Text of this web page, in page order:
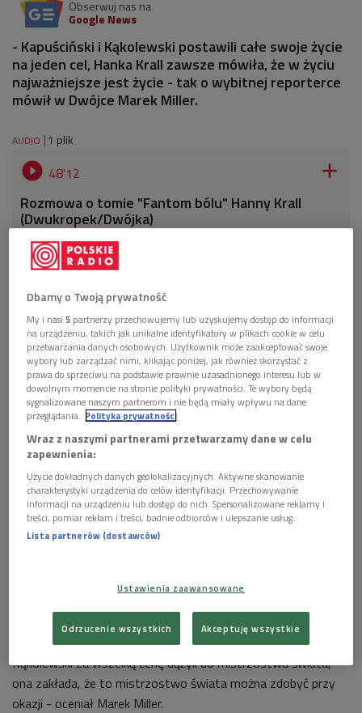
Obserwuj nas na
Google News
- Kapuściński i Kąkolewski postawili całe swoje życie
na jeden cel, Hanka Krall zawsze mówiła, że w życiu
najważniejsze jest życie - tak o wybitnej reporterce
mówił w Dwójce Marek Miller.
AUDIO 1 plik
 48'12 
Rozmowa o tomie "Fantom bólu" Hanny Krall
(Dwukropek/Dwójka)
Pretekstem do rozmowy o twórczości Hanny Krall był liczący
tysiąc dwieście stron tom pt. "Fantom bólu". Gromadzi on 12
książek autorkisłynnego reportażu "Zdążyć przed Panem
reportażu pisarstwo Krall wyróżnia spokój i uważność na
trzeba iść z przyjaciółmi na wino albo nigdzie nie iść i patrzeć
przez cały dzień przez okno. Podczas gdy Kapuściński i
Kąkolewski za wszelką cenę dążyli do mistrzostwa świata,
ona zakłada, że to mistrzostwo świata można zdobyć przy
okazji - oceniał Marek Miller.
Dbamy o Twoją prywatność
My i nasi5 partnerzy przechowujemy lub uzyskujemy dostęp do informacji
na urządzeniu, takich jak unikalne identyfikatory w plikach cookie w celu
przetwarzania danych osobowych. Użytkownik może zaakceptować swoje
wybory lub zarządzać nimi, klikając poniżej, jak również skorzystać z
prawa do sprzeciwu na podstawie prawnie uzasadnionego interesu lub w
dowolnym momencie na stronie polityki prywatności. Te wybory będą
sygnalizowane naszym partnerom i nie będą miały wpływu na dane
przeglądania. Polityka prywatności
Wraz z naszymi partnerami przetwarzamy dane w celu
zapewnienia:
Użycie dokładnych danych geolokalizacyjnych. Aktywne skanowanie
charakterystyki urządzenia do celów identyfikacji. Przechowywanie
informacji na urządzeniu lub dostęp do nich. Spersonalizowane reklamy i
treści, pomiar reklam i treści, badnie odbiorców i ulepszanie usług.
Lista partnerów (dostawców)
Ustawienia zaawansowane
Odrzucenie wszystkich Akceptuję wszystkie